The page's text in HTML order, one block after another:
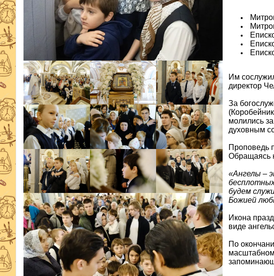
Им
директор
За
молились
духовным
Проповедь
Обращаясь
«Ангелы –
будем
Божией
Икона
виде
По